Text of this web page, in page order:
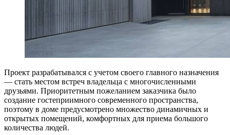
Проект разрабатывался с учетом своего главного назначения
— стать местом встреч владельца с многочисленными
друзьями. Приоритетным пожеланием заказчика было
создание гостеприимного современного пространства,
поэтому в доме предусмотрено множество динамичных и
открытых помещений, комфортных для приема большого
количества людей.